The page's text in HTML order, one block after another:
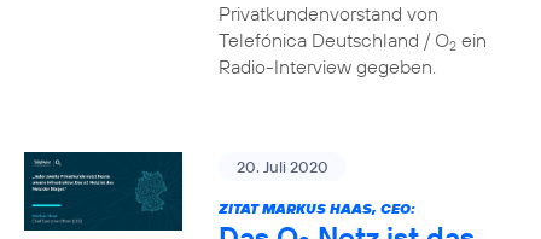
Privatkundenvorstand von
Telefónica Deutschland / O2ein
Radio-Interview gegeben.
20. Juli 2020
ZITAT MARKUS HAAS, CEO: